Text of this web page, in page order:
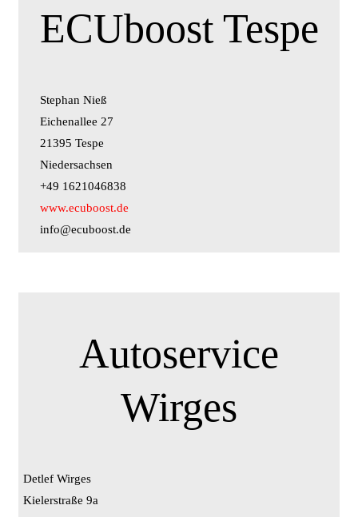
ECUboost Tespe
Stephan Nieß
Eichenallee 27
21395 Tespe
Niedersachsen
+49 1621046838
www.ecuboost.de
info@ecuboost.de
Autoservice
Wirges
Detlef Wirges
Kielerstraße 9a